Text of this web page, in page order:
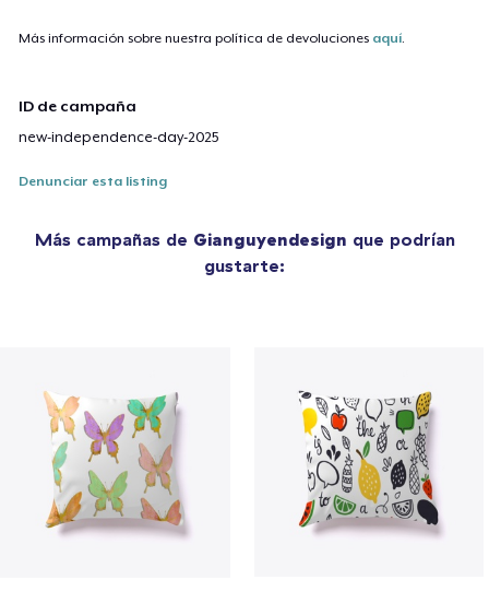
Más información sobre nuestra política de devoluciones aquí.
ID de campaña
new-independence-day-2025
Denunciar esta listing
Más campañas de Gianguyendesign que podrían
gustarte: